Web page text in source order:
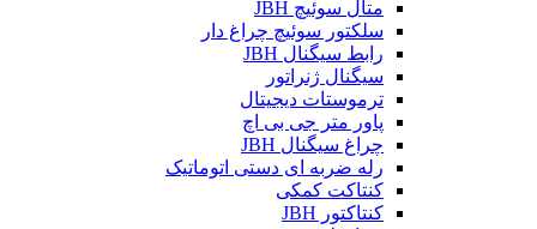
متال سوئیچ JBH
سلکتور سوئیچ چراغ دار
رابط سیگنال JBH
سیگنال ژنراتور
ترموستات دیجیتال
پاور متر جی بی اچ
چراغ سیگنال JBH
رله ضربه ای دستی اتوماتیک
کنتاکت کمکی
کنتاکتور JBH